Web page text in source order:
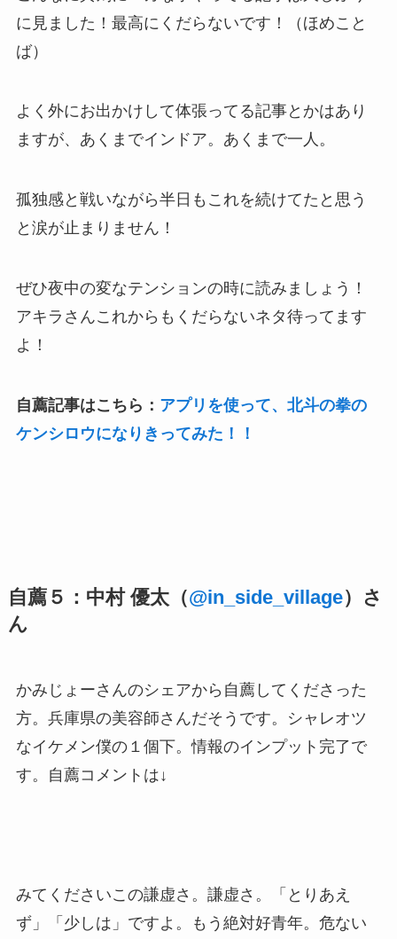
に見ました！最高にくだらないです！（ほめこと
ば）
よく外にお出かけして体張ってる記事とかはあり
ますが、あくまでインドア。あくまで一人。
孤独感と戦いながら半日もこれを続けてたと思う
と涙が止まりません！
ぜひ夜中の変なテンションの時に読みましょう！
アキラさんこれからもくだらないネタ待ってます
よ！
自薦記事はこちら： アプリを使って、北斗の拳の
ケンシロウになりきってみた！！
自薦５：中村 優太（@in_side_village）さ
ん
かみじょーさんのシェアから自薦してくださった
方。兵庫県の美容師さんだそうです。シャレオツ
なイケメン僕の１個下。情報のインプット完了で
す。自薦コメントは↓
みてくださいこの謙虚さ。謙虚さ。「とりあえ
ず」「少しは」ですよ。もう絶対好青年。危ない